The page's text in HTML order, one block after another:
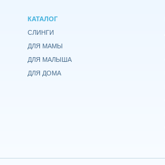
КАТАЛОГ
СЛИНГИ
ДЛЯ МАМЫ
ДЛЯ МАЛЫША
ДЛЯ ДОМА